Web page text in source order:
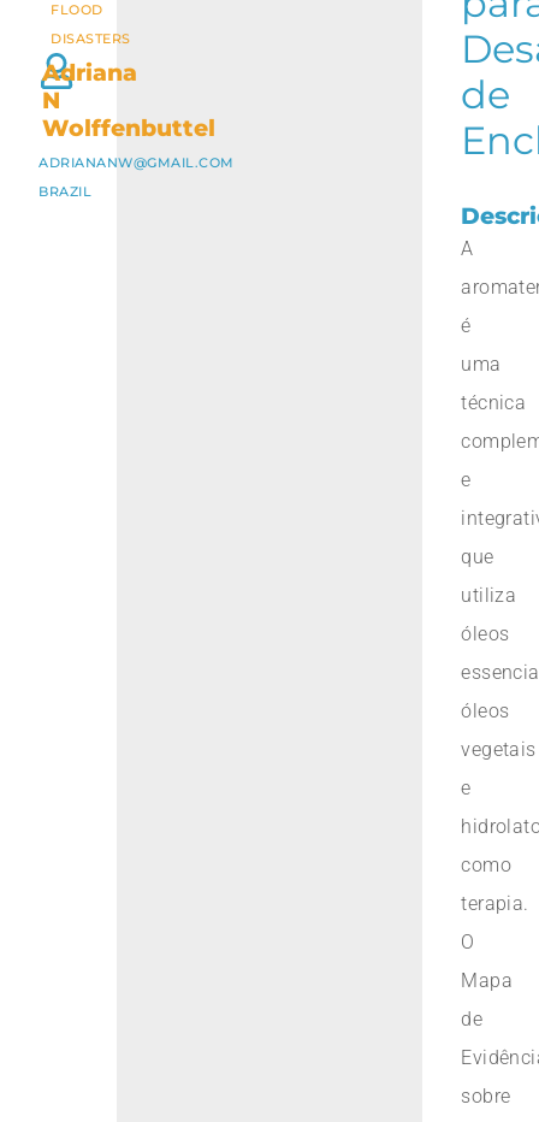
FLOOD
DISASTERS
Adriana
N
Wolffenbuttel
ADRIANANW@GMAIL.COM
BRAZIL
de
A
é
uma
técnica
e
que
utiliza
óleos
óleos
vegetais
e
como
terapia.
O
Mapa
de
sobre